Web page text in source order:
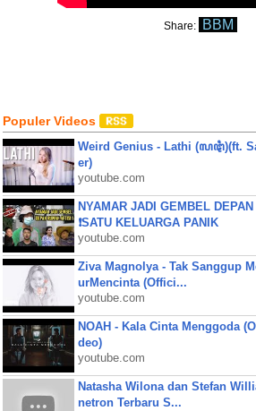
Share: BBM
Populer Videos
Weird Genius - Lathi (ꦭꦛꦶ)(ft.
er)
youtube.com
NYAMAR JADI GEMBEL
❗SATU KELUARGA PANIK
youtube.com
Ziva Magnolya - Tak Sanggup
urMencinta (Offici...
youtube.com
NOAH - Kala Cinta Menggoda
deo)
youtube.com
Natasha Wilona dan Stefan
netron Terbaru S...